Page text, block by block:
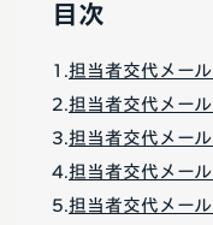
目次
担当者交代メー
担当者交代メー
担当者交代メー
担当者交代メー
担当者交代メー